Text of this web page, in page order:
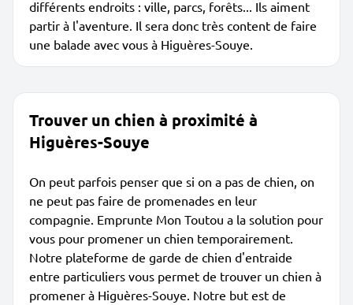
différents endroits : ville, parcs, forêts... Ils aiment
partir à l'aventure. Il sera donc très content de faire
une balade avec vous à Higuères-Souye.
Trouver un chien à proximité à
Higuères-Souye
On peut parfois penser que si on a pas de chien, on
ne peut pas faire de promenades en leur
compagnie. Emprunte Mon Toutou a la solution pour
vous pour promener un chien temporairement.
Notre plateforme de garde de chien d'entraide
entre particuliers vous permet de trouver un chien à
promener à Higuères-Souye. Notre but est de